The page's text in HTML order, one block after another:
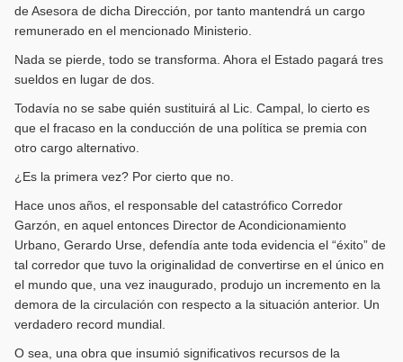
de Asesora de dicha Dirección, por tanto mantendrá un cargo
remunerado en el mencionado Ministerio.
Nada se pierde, todo se transforma. Ahora el Estado pagará tres
sueldos en lugar de dos.
Todavía no se sabe quién sustituirá al Lic. Campal, lo cierto es
que el fracaso en la conducción de una política se premia con
otro cargo alternativo.
¿Es la primera vez? Por cierto que no.
Hace unos años, el responsable del catastrófico Corredor
Garzón, en aquel entonces Director de Acondicionamiento
Urbano, Gerardo Urse, defendía ante toda evidencia el “éxito” de
tal corredor que tuvo la originalidad de convertirse en el único en
el mundo que, una vez inaugurado, produjo un incremento en la
demora de la circulación con respecto a la situación anterior. Un
verdadero record mundial.
O sea, una obra que insumió significativos recursos de la